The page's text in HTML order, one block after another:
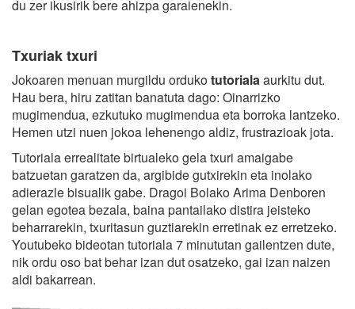
du zer ikusirik bere ahizpa garaienekin.
Txuriak txuri
Jokoaren menuan murgildu ordukotutorialaaurkitu dut.
Hau bera, hiru zatitan banatuta dago: Oinarrizko
mugimendua, ezkutuko mugimendua eta borroka lantzeko.
Hemen utzi nuen jokoa lehenengo aldiz, frustrazioak jota.
Tutoriala errealitate birtualeko gela txuri amaigabe
batzuetan garatzen da, argibide gutxirekin eta inolako
adierazle bisualik gabe. Dragoi Bolako Arima Denboren
gelan egotea bezala, baina pantailako distira jeisteko
beharrarekin, txuritasun guztiarekin erretinak ez erretzeko.
Youtubeko bideotan tutoriala 7 minututan gailentzen dute,
nik ordu oso bat behar izan dut osatzeko, gai izan naizen
aldi bakarrean.